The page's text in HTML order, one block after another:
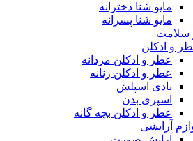
مایو شنا دخترانه
مایو شنا پسرانه
سلامت
و ادکلن
عطر و ادکلن مردانه
عطر و ادکلن زنانه
بادی اسپلش
اسپری بدن
عطر و ادکلن بچه گانه
آرایشی